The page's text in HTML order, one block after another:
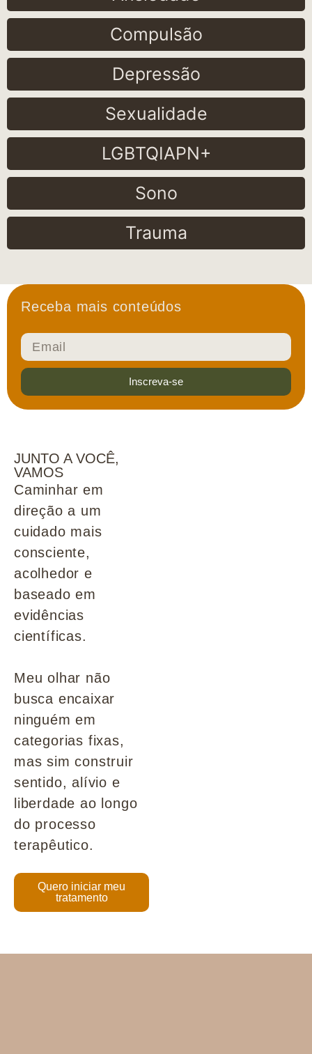
Compulsão
Depressão
Sexualidade
LGBTQIAPN+
Sono
Trauma
Receba mais conteúdos
Inscreva-se
JUNTO A VOCÊ,
VAMOS
Caminhar em
direção a um
cuidado mais
consciente,
acolhedor e
baseado em
evidências
científicas.
Meu olhar não
busca encaixar
ninguém em
categorias fixas,
mas sim construir
sentido, alívio e
liberdade ao longo
do processo
terapêutico.
Quero iniciar meu
tratamento